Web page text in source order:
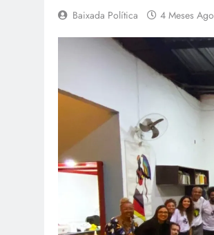
Baixada Política 4 Meses Ago